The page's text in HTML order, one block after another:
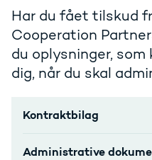
Har du fået tilskud
Cooperation
du oplysninger,
dig, når du skal
Kontraktbilag
Administrative